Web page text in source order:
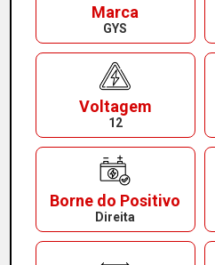
Marca
GYS
Voltagem
12
Borne do Positivo
Direita